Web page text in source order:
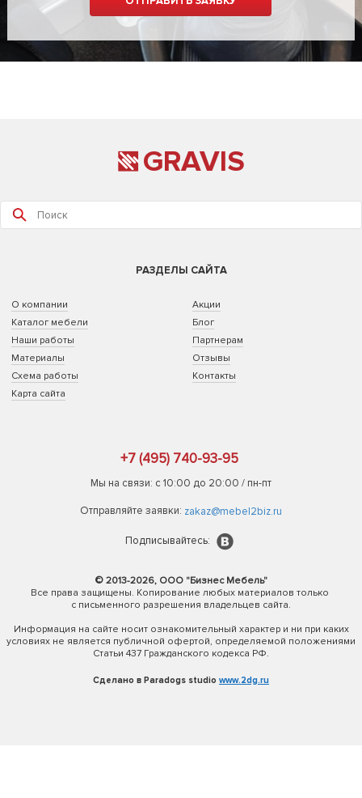
GRAVIS
РАЗДЕЛЫ САЙТА
О компании
Каталог мебели
Наши работы
Материалы
Схема работы
Карта сайта
Акции
Блог
Партнерам
Отзывы
Контакты
+7 (495) 740-93-95
Мы на связи: с 10:00 до 20:00 / пн-пт
Отправляйте заявки: zakaz@mebel2biz.ru
Подписывайтесь:
© 2013-2026, ООО "Бизнес Мебель"
Все права защищены. Копирование любых материалов только
с письменного разрешения владельцев сайта.
Информация на сайте носит ознакомительный характер и ни при каких
условиях не является публичной офертой, определяемой положениями
Статьи 437 Гражданского кодекса РФ.
Сделано в Paradogs studio www.2dg.ru